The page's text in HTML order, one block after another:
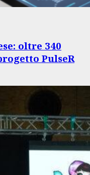
oltre 340
PulseR